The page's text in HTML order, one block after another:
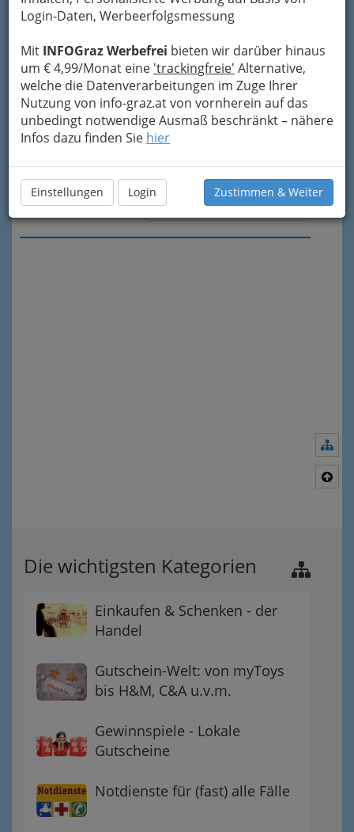
Login-Daten, Werbeerfolgsmessung
Mit INFOGraz Werbefrei bieten wir darüber hinaus
um € 4,99/Monat eine 'trackingfreie' Alternative,
welche die Datenverarbeitungen im Zuge Ihrer
Nutzung von info-graz.at von vornherein auf das
unbedingt notwendige Ausmaß beschränkt – nähere
Infos dazu finden Sie hier
Einstellungen Login Zustimmen & Weiter
Meine Nachricht
Meine Nachricht senden
Die wichtigsten Kategorien
Einkaufen & Schenken - der
Handel
Gutschein-Welt: von myToys
bis H&M, C&A u.v.m.
Gewinnspiele - Lokale
Gutscheine
Notdienste für (fast) alle Fälle